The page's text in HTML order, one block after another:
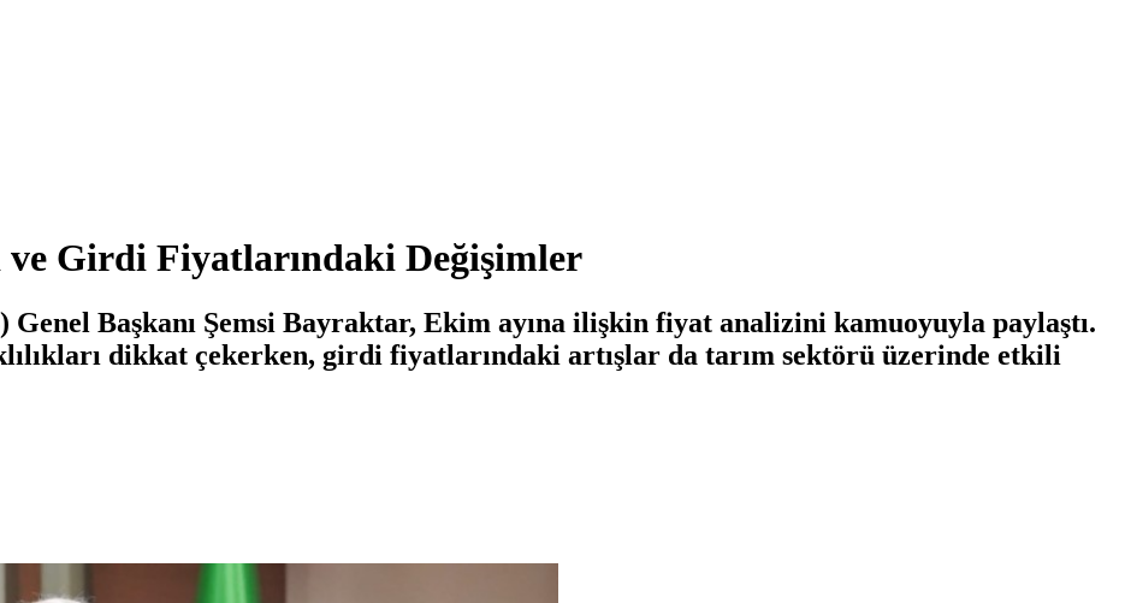
Girdi Fiyatlarındaki Değişimler
Başkanı Şemsi Bayraktar, Ekim ayına ilişkin fiyat analizini kamuoyuyla paylaştı.
dikkat çekerken, girdi fiyatlarındaki artışlar da tarım sektörü üzerinde etkili